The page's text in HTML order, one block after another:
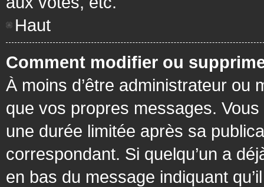
Haut
Comment modifier ou
À moins d’être administrateur ou
que vos propres messages.
une durée limitée après sa
correspondant. Si quelqu’un a
en bas du message indiquant